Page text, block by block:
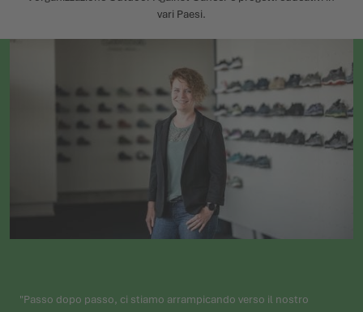
vari Paesi.
"Passo dopo passo, ci stiamo arrampicando verso il nostro